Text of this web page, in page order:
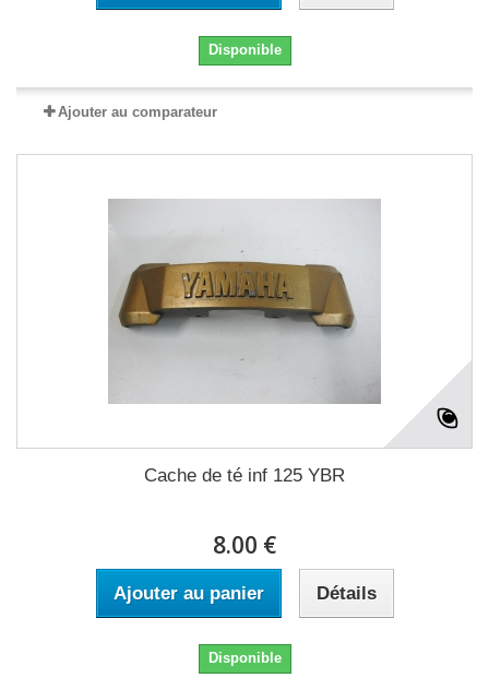
Disponible
Ajouter au comparateur
Cache de té inf 125 YBR
8.00 €
Ajouter au panier Détails
Disponible